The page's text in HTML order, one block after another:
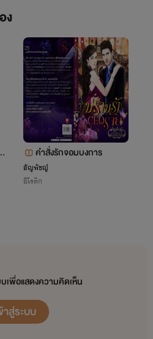
มอนาคตไกลทำตามความฝันของ
ครั้งนี้ของเขาคือการสืบหาสาเหตุ
เพื่อนรักและเขายังต้องตามหาน้อง
ลงานด้วยนะคะ
ากตัวด้วยค่ะ
ะนำติชมได้เลย
ยินดีรับฟังค่ะ
ง
คำสั่งรักจอมบงการ
อัญพัชญ์
อีโรติก
เพื่อแสดงความคิดเห็น
าสู่ระบบ